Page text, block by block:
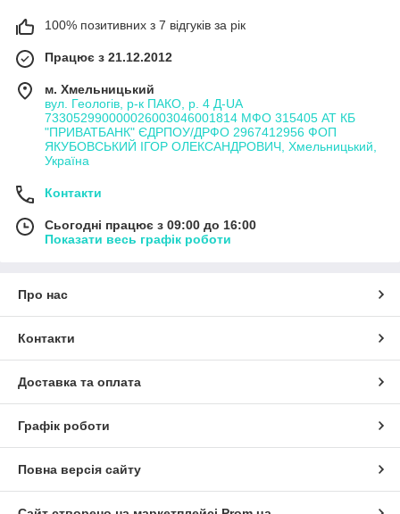
100% позитивних з 7 відгуків за рік
Працює з 21.12.2012
м. Хмельницький
вул. Геологів, р-к ПАКО, р. 4 Д-UA
733052990000026003046001814 МФО 315405 АТ КБ
"ПРИВАТБАНК" ЄДРПОУ/ДРФО 2967412956 ФОП
ЯКУБОВСЬКИЙ ІГОР ОЛЕКСАНДРОВИЧ, Хмельницький,
Україна
Контакти
Сьогодні працює з 09:00 до 16:00
Показати весь графік роботи
Про нас
Контакти
Доставка та оплата
Графік роботи
Повна версія сайту